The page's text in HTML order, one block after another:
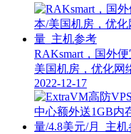
RAKsmart，国外
美国机房，优化网
2022-12-17